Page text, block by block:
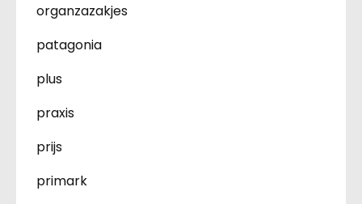
organzazakjes
patagonia
plus
praxis
prijs
primark